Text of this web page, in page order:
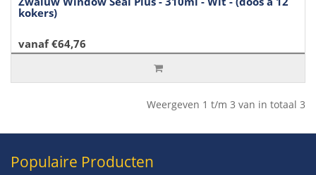
kokers)
vanaf €64,76
Weergeven 1 t/m 3 van in totaal 3
Populaire Producten